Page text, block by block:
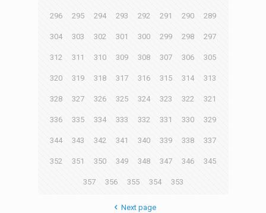
289
290
291
292
293
294
295
296
297
298
299
300
301
302
303
304
305
306
307
308
309
310
311
312
313
314
315
316
317
318
319
320
321
322
323
324
325
326
327
328
329
330
331
332
333
334
335
336
337
338
339
340
341
342
343
344
345
346
347
348
349
350
351
352
353
354
355
356
357
Next page